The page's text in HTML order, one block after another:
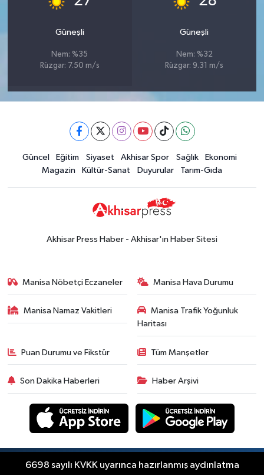
Güneşli
Nem: %35
Rüzgar: 7.50 m/s
Güneşli
Nem: %32
Rüzgar: 9.31 m/s
Güncel Eğitim Siyaset Akhisar Spor Sağlık
Ekonomi
Magazin
Kültür-Sanat Duyurular Tarım-Gıda
Akhisar Press Haber - Akhisar'ın Haber Sitesi
Manisa Nöbetçi Eczaneler Manisa Hava Durumu
Manisa Namaz Vakitleri
Manisa Trafik Yoğunluk
Haritası
Puan Durumu ve Fikstür Tüm Manşetler
Son Dakika Haberleri Haber Arşivi
RSS
Copyright © Akhisar Press Haber 2012-2026 Her
6698 sayılı KVKK uyarınca hazırlanmış aydınlatma